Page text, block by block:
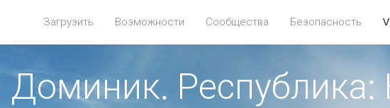
Загрузить Возможности Сообщества Безопасность
Доминик.